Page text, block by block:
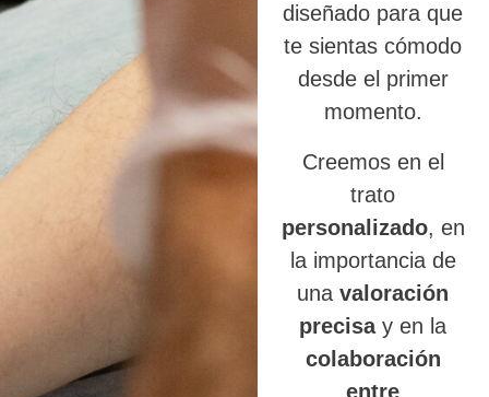
diseñado para que
te sientas cómodo
desde el primer
momento.
Creemos en el
trato
personalizado, en
la importancia de
unavaloración
precisay en la
colaboración
entre